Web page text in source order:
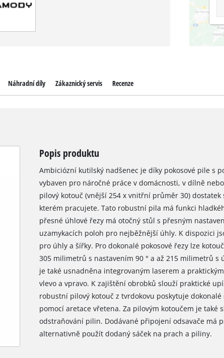
Náhradní díly Zákaznický servis Recenze
Popis produktu
Ambiciózní kutilský nadšenec je díky pokosové pile s
vybaven pro náročné práce v domácnosti, v dílně
pilový kotouč (vnější 254 x vnitřní průměr 30)
kterém pracujete. Tato robustní pila má funkci
přesné úhlové řezy má otočný stůl s přesným
uzamykacích poloh pro nejběžnější úhly. K dispozici
pro úhly a šířky. Pro dokonalé pokosové řezy lze
305 milimetrů s nastavením 90 ° a až 215 milimetrů s
je také usnadněna integrovaným laserem a
vlevo a vpravo. K zajištění obrobků slouží praktické
robustní pilový kotouč z tvrdokovu poskytuje
pomocí aretace vřetena. Za pilovým kotoučem je také
odstraňování pilin. Dodávané připojení odsavače má
alternativně použít dodaný sáček na prach a piliny.